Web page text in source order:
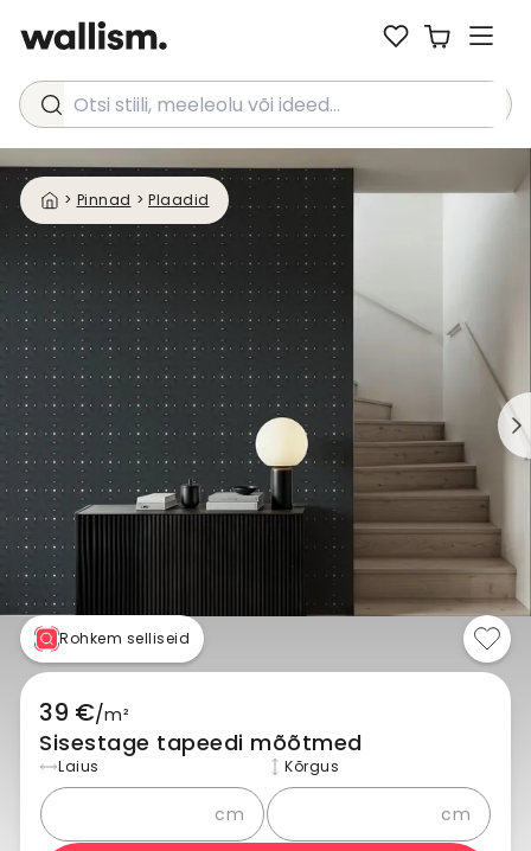
Otsi stiili, meeleolu või ideed...
> Pinnad > Plaadid
Rohkem selliseid
39 €/m²
Sisestage tapeedi mõõtmed
Laius
cm
Kõrgus
cm